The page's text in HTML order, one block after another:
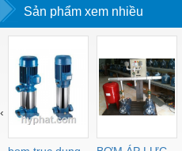
Sản phẩm xem nhiều
‹